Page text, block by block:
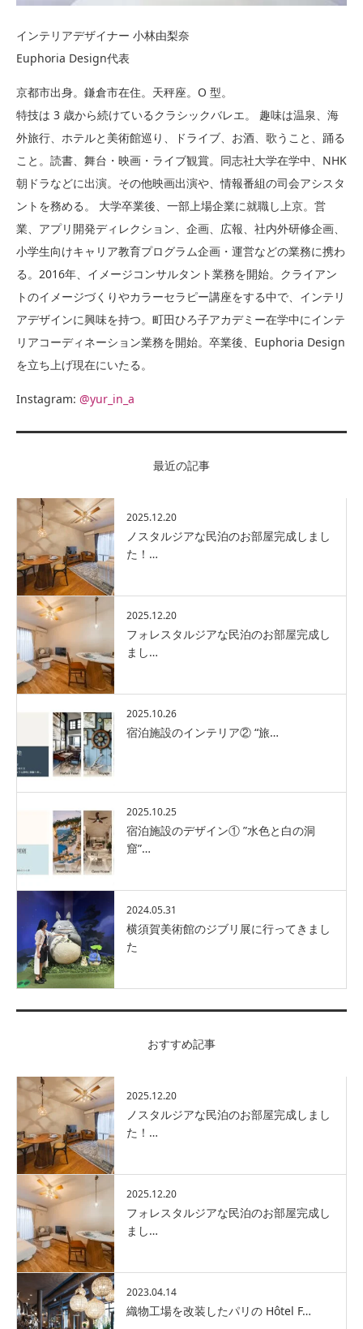
インテリアデザイナー 小林由梨奈
Euphoria Design代表
京都市出身。鎌倉市在住。天秤座。O 型。
特技は 3 歳から続けているクラシックバレエ。 趣味は温泉、海
外旅行、ホテルと美術館巡り、ドライブ、お酒、歌うこと、踊る
こと。読書、舞台・映画・ライブ観賞。同志社大学在学中、NHK
朝ドラなどに出演。その他映画出演や、情報番組の司会アシスタ
ントを務める。 大学卒業後、一部上場企業に就職し上京。営
業、アプリ開発ディレクション、企画、広報、社内外研修企画、
小学生向けキャリア教育プログラム企画・運営などの業務に携わ
る。2016年、イメージコンサルタント業務を開始。クライアン
トのイメージづくりやカラーセラピー講座をする中で、インテリ
アデザインに興味を持つ。町田ひろ子アカデミー在学中にインテ
リアコーディネーション業務を開始。卒業後、Euphoria Design
を立ち上げ現在にいたる。
Instagram: @yur_in_a
最近の記事
2025.12.20
ノスタルジアな民泊のお部屋完成しまし
た！…
2025.12.20
フォレスタルジアな民泊のお部屋完成し
まし…
2025.10.26
宿泊施設のインテリア② “旅…
2025.10.25
宿泊施設のデザイン① ”水色と白の洞
窟”…
2024.05.31
横須賀美術館のジブリ展に行ってきまし
た
おすすめ記事
2025.12.20
ノスタルジアな民泊のお部屋完成しまし
た！…
2025.12.20
フォレスタルジアな民泊のお部屋完成し
まし…
2023.04.14
織物工場を改装したパリの Hôtel F…